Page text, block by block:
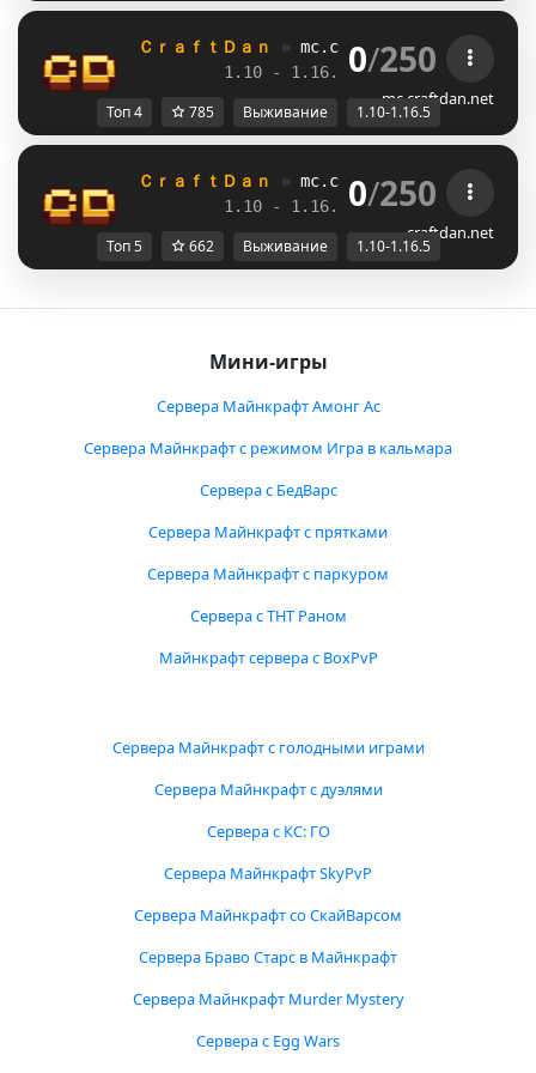
ＣｒａｆｔＤａｎ » mc.craftdan.net //
1.10 - 1.16.5 //
0/250
mc.craftdan.net
Топ 4 785 Выживание 1.10-1.16.5
ＣｒａｆｔＤａｎ » mc.craftdan.net //
1.10 - 1.16.5 //
0/250
craftdan.net
Топ 5 662 Выживание 1.10-1.16.5
Мини-игры
Сервера Майнкрафт Амонг Ас
Сервера Майнкрафт с режимом Игра в кальмара
Сервера с БедВарс
Сервера Майнкрафт с прятками
Сервера Майнкрафт с паркуром
Сервера с ТНТ Раном
Майнкрафт сервера с BoxPvP
Сервера Майнкрафт с голодными играми
Сервера Майнкрафт с дуэлями
Сервера с КС: ГО
Сервера Майнкрафт SkyPvP
Сервера Майнкрафт со СкайВарсом
Сервера Браво Старс в Майнкрафт
Сервера Майнкрафт Murder Mystery
Сервера с Egg Wars